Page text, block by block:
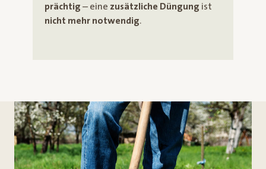
prächtig – eine zusätzliche Düngung ist
nicht mehr notwendig.